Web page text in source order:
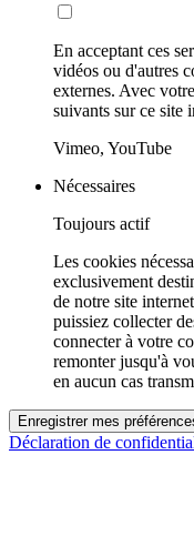
En acceptant ces
vidéos ou d'autres
externes. Avec
suivants sur ce site
Vimeo, YouTube
Nécessaires
Toujours actif
Les cookies
exclusivement
de notre site
puissiez collecter
connecter à votre
remonter jusqu'à
en aucun cas
Enregistrer mes
Déclaration de